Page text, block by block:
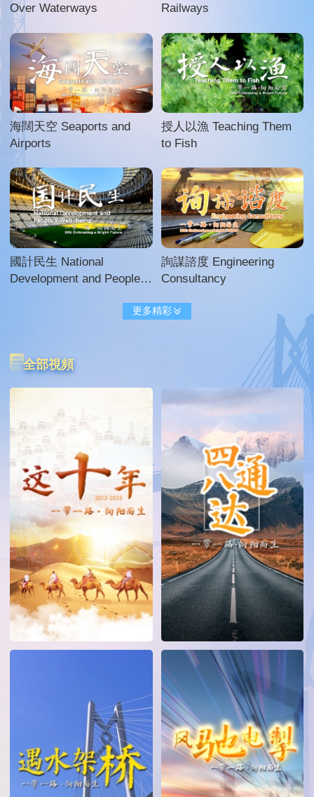
Over Waterways
Railways
海闊天空 Seaports and
Airports
授人以漁 Teaching Them
to Fish
國計民生 National
Development and People’s
詢謀諮度 Engineering
Consultancy
更多精彩
全部視頻